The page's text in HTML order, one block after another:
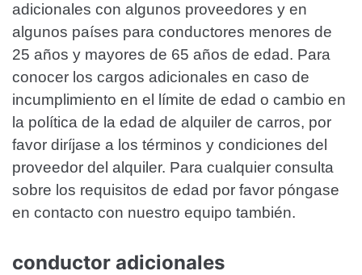
adicionales con algunos proveedores y en
algunos países para conductores menores de
25 años y mayores de 65 años de edad. Para
conocer los cargos adicionales en caso de
incumplimiento en el límite de edad o cambio en
la política de la edad de alquiler de carros, por
favor diríjase a los términos y condiciones del
proveedor del alquiler. Para cualquier consulta
sobre los requisitos de edad por favor póngase
en contacto con nuestro equipo también.
conductor adicionales